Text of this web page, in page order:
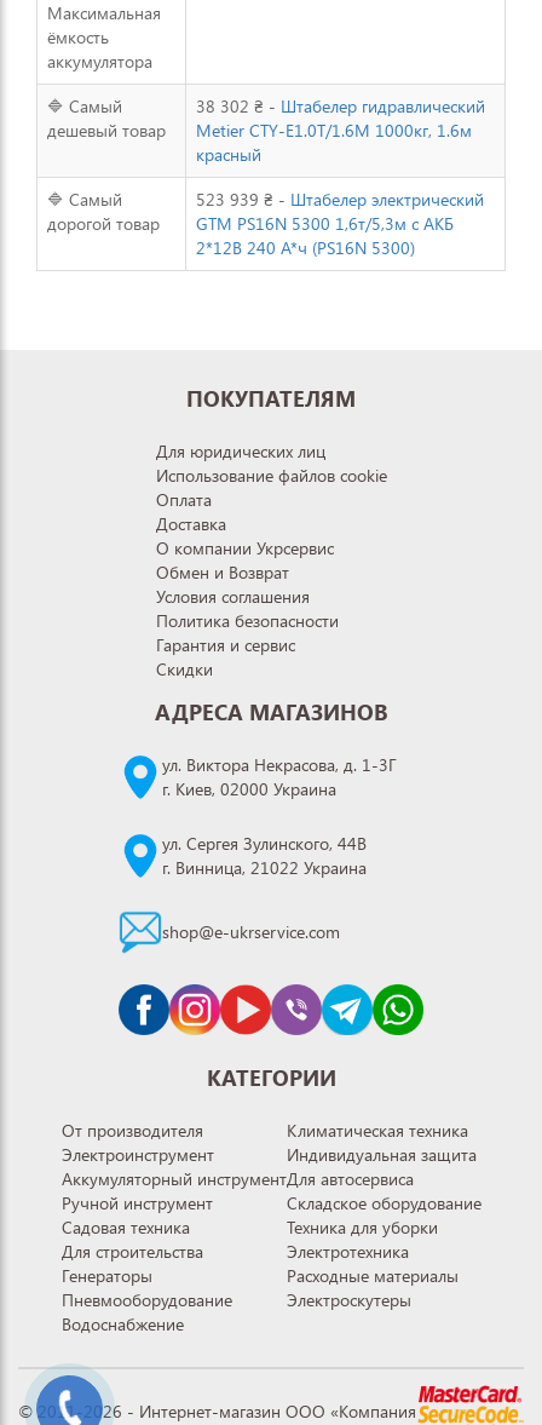
Максимальная
ёмкость
аккумулятора
🔷 Самый
дешевый товар
38 302 ₴ - Штабелер гидравлический
Metier CTY-E1.0T/1.6M 1000кг, 1.6м
красный
🔷 Самый
дорогой товар
523 939 ₴ - Штабелер электрический
GTM PS16N 5300 1,6т/5,3м c АКБ
2*12В 240 А*ч (PS16N 5300)
ПОКУПАТЕЛЯМ
Для юридических лиц
Использование файлов cookie
Оплата
Доставка
О компании Укрсервис
Обмен и Возврат
Условия соглашения
Политика безопасности
Гарантия и сервис
Скидки
АДРЕСА МАГАЗИНОВ
ул. Виктора Некрасова, д. 1-3Г
г. Киев, 02000 Украина
ул. Сергея Зулинского, 44В
г. Винница, 21022 Украина
shop@e-ukrservice.com
КАТЕГОРИИ
От производителя
Электроинструмент
Аккумуляторный инструмент
Ручной инструмент
Садовая техника
Для строительства
Генераторы
Пневмооборудование
Водоснабжение
Климатическая техника
Индивидуальная защита
Для автосервиса
Складское оборудование
Техника для уборки
Электротехника
Расходные материалы
Электроскутеры
© 2011-2026 - Интернет-магазин ООО «Компания